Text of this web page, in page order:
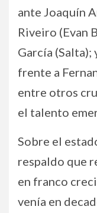
ante Joaquín
Riveiro (Evan
García (Salta);
frente a
entre otros
el talento
Sobre el
respaldo que
en franco
venía en